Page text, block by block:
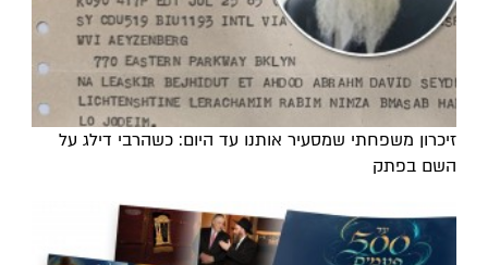
זיכרון משפחתי שמסעיר אותנו עד היום: כשהרבי דילג על
השם בפתק